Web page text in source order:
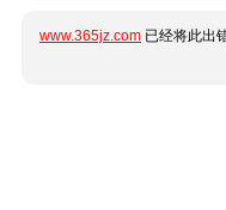
www.365jz.com 已经将此出